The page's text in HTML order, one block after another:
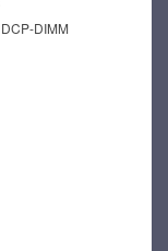
DIMM